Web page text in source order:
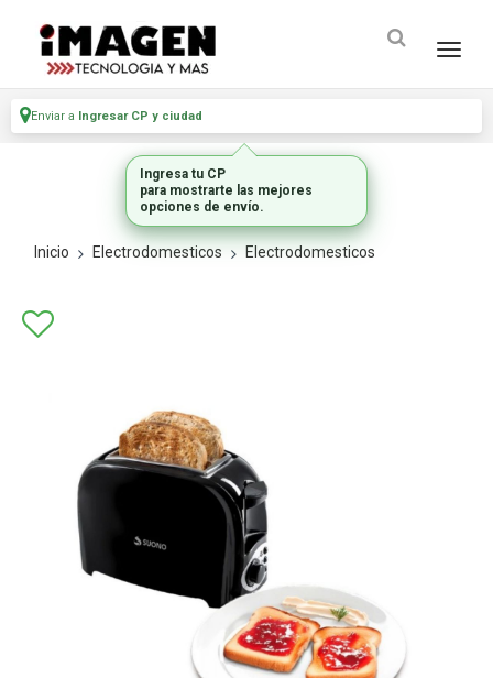
Enviar a Ingresar CP y ciudad
Inicio Electrodomesticos Electrodomesticos
Ingresa tu CP
para mostrarte las mejores
opciones de envío.